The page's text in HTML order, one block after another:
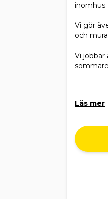
inomhus
Vi gör
och
Vi jobbar
Läs mer